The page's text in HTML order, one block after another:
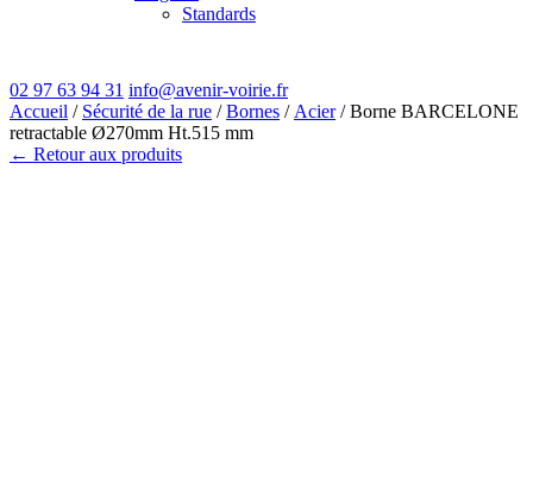
Standards
02 97 63 94 31 info@avenir-voirie.fr
Accueil / Sécurité de la rue /Bornes / Acier/ Borne BARCELONE
retractable Ø270mm Ht.515 mm
← Retour aux produits